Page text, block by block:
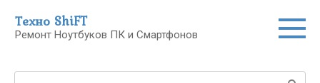
контенту
Техно ShiFT
Ремонт Ноутбуков ПК и Смартфонов
Поиск: